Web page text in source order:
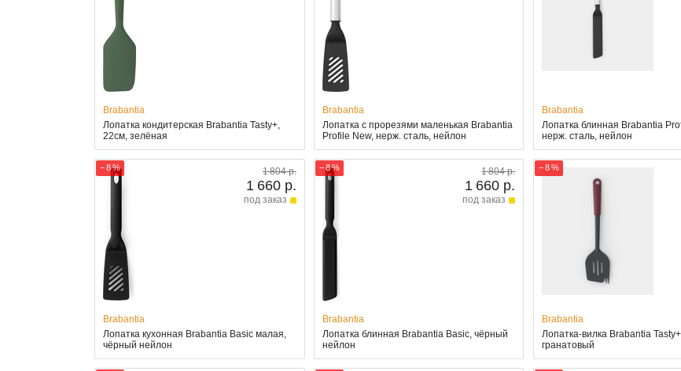
Brabantia
Лопатка кондитерская Brabantia Tasty+,
22см, зелёная
Brabantia
Лопатка с прорезями маленькая Brabantia
Profile New, нерж. сталь, нейлон
Brabantia
Лопатка блинная Brabantia
нерж. сталь, нейлон
− 8 % 1 804 р.
1 660 р.
под заказ
Brabantia
Лопатка кухонная Brabantia Basic малая,
чёрный нейлон
− 8 % 1 804 р.
1 660 р.
под заказ
Brabantia
Лопатка блинная Brabantia Basic, чёрный
нейлон
− 8 %
Brabantia
Лопатка-вилка Brabantia
гранатовый